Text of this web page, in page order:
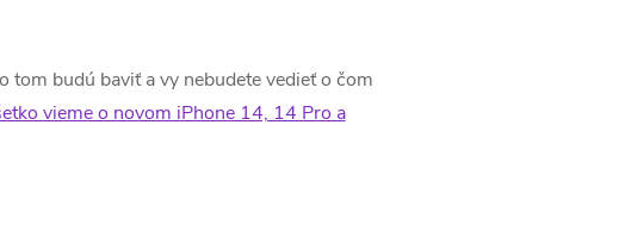
tom budú baviť a vy nebudete vedieť o čom
vieme o novom iPhone 14, 14 Pro a